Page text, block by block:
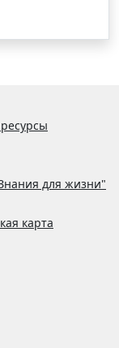
для жизни"
карта